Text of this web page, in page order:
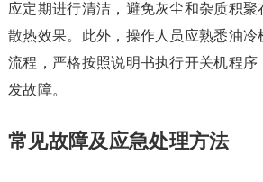
应定期进行清洁，避免灰尘和杂质积聚
散热效果。此外，操作人员应熟悉油
流程，严格按照说明书执行开关机程序
发故障。
常见故障及应急处理方法